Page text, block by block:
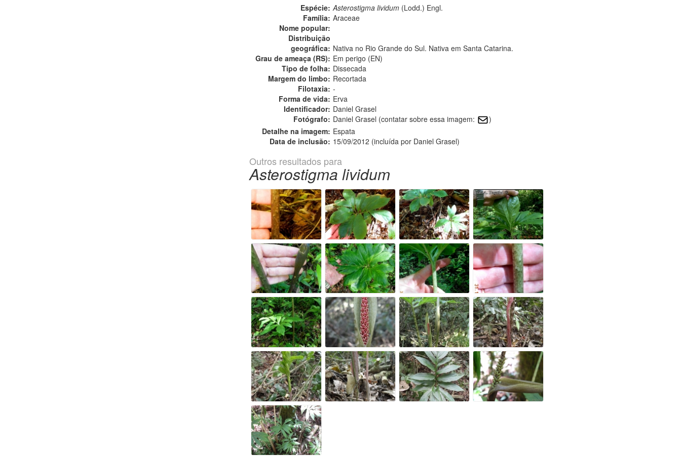
Espécie: Asterostigma lividum (Lodd.) Engl.
Família: Araceae
Nome popular:
Distribuição
geográfica: Nativa no Rio Grande do Sul. Nativa em Santa Catarina.
Grau de ameaça (RS): Em perigo (EN)
Tipo de folha: Dissecada
Margem do limbo: Recortada
Filotaxia: -
Forma de vida: Erva
Identificador: Daniel Grasel
Fotógrafo: Daniel Grasel (contatar sobre essa imagem:
)
Detalhe na imagem: Espata
Data de inclusão: 15/09/2012 (incluída por Daniel Grasel)
Outros resultados para
Asterostigma lividum